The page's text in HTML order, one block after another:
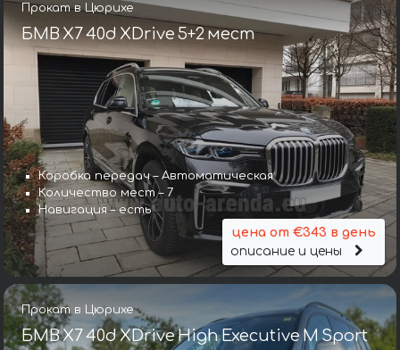
Прокат в Цюрихе
БМВ X7 40d XDrive 5+2 мест
Коробка передач – Автоматическая
Количество мест – 7
Навигация – есть
цена от €343 в день
описание и цены
Прокат в Цюрихе
БМВ X7 40d XDrive High Executive M Sport